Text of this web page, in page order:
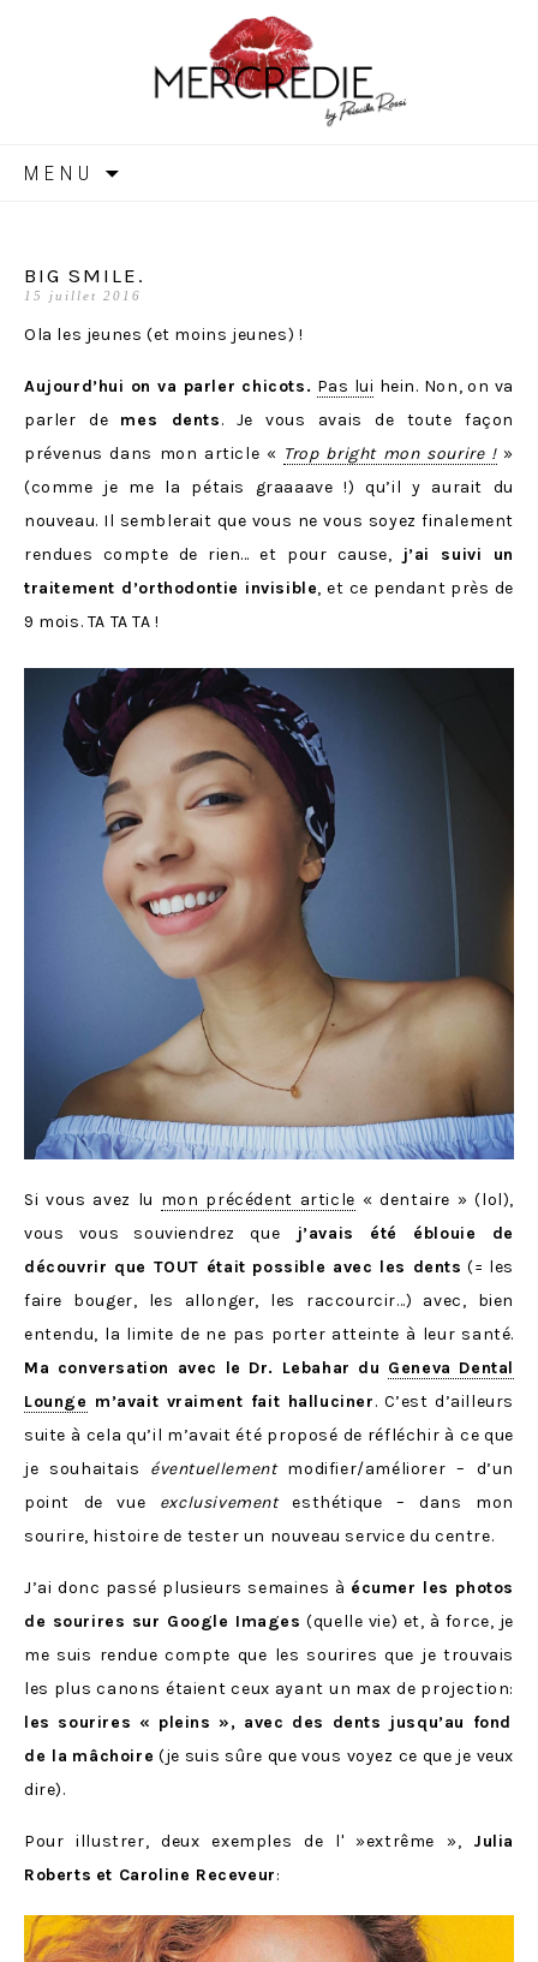
MERCREDIE
MENU
BIG SMILE.
15 juillet 2016
Ola les jeunes (et moins jeunes) !
Aujourd’hui on va parler chicots. Pas lui hein. Non, on va
parler de mes dents. Je vous avais de toute façon
prévenus dans mon article « Trop bright mon sourire !»
(comme je me la pétais graaaave !) qu’il y aurait du
nouveau. Il semblerait que vous ne vous soyez finalement
rendues compte de rien… et pour cause,
j’ai suivi un
traitement d’orthodontie invisible, et ce pendant près de
9 mois. TA TA TA !
Si vous avez lu mon précédent article « dentaire » (lol),
vous vous souviendrez que j’avais été éblouie de
découvrir que TOUT était possible avec les dents (= les
faire bouger, les allonger, les raccourcir…) avec, bien
entendu, la limite de ne pas porter atteinte à leur santé.
Ma conversation avec le Dr. Lebahar du Geneva Dental
Lounge m’avait vraiment fait halluciner. C’est d’ailleurs
suite à cela qu’il m’avait été proposé de réfléchir à ce que
je souhaitais éventuellementmodifier/améliorer – d’un
point de vue exclusivementesthétique – dans mon
sourire, histoire de tester un nouveau service du centre.
J’ai donc passé plusieurs semaines à écumer les photos
de sourires sur Google Images (quelle vie) et, à force, je
me suis rendue compte que les sourires que je trouvais
les plus canons étaient ceux ayant un max de projection:
les sourires « pleins », avec des dents jusqu’au fond
de la mâchoire (je suis sûre que vous voyez ce que je veux
dire).
Pour illustrer, deux exemples de l' »extrême », Julia
Roberts et Caroline Receveur: